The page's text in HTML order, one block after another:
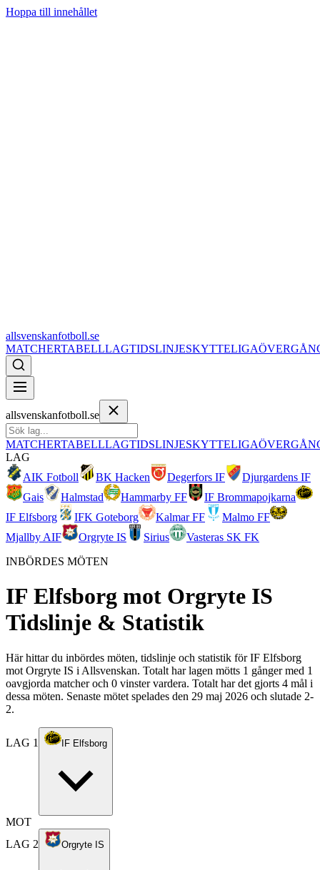
Hoppa till innehållet
allsvenskanfotboll.se
MATCHERTABELLLAGTIDSLINJESKYTTELIGA
allsvenskanfotboll.se
MATCHERTABELLLAGTIDSLINJESKYTTELIGA
LAG
AIK Fotboll
BK Hacken Degerfors IF
Djurgardens IF
Gais
Halmstad Hammarby FF
IF Brommapojkarna
IF Elfsborg
IFK Goteborg Kalmar FF
Malmo FF
Mjallby AIF
Orgryte IS Sirius
Vasteras SK FK
INBÖRDES MÖTEN
IF Elfsborg mot Orgryte IS
Tidslinje & Statistik
Här hittar du inbördes möten, tidslinje och statistik för IF Elfsborg
mot Orgryte IS i Allsvenskan. Totalt har lagen mötts 1 gånger med 1
oavgjorda matcher och 0 vinster vardera. Totalt har det gjorts 4 mål i
dessa möten. Senaste mötet spelades den 29 maj 2026 och slutade 2-
2.
LAG 1 IF Elfsborg
MOT
LAG 2
Orgryte IS